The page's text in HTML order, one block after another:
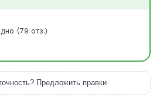
(79 отз.)
Предложить правки